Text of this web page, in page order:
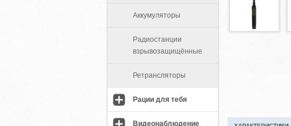
Аккумуляторы
Радиостанции
взрывозащищённые
Ретрансляторы
Рации для тебя
Видеонаблюдение